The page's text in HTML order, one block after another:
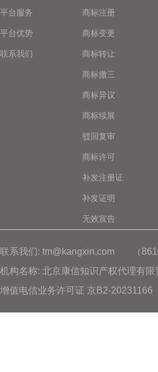
平台服务
平台优势
联系我们
商标注册
商标变更
商标转让
商标撤三
商标异议
商标续展
驳回复审
商标许可
补发注册证
补发证明
无效宣告
联系我们: tm@kangxin.com （
机构名称: 北京康信知识产权代理有限
增值电信业务许可证 京B2-20231166